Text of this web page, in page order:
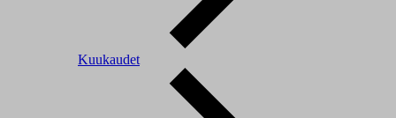
Kuukaudet